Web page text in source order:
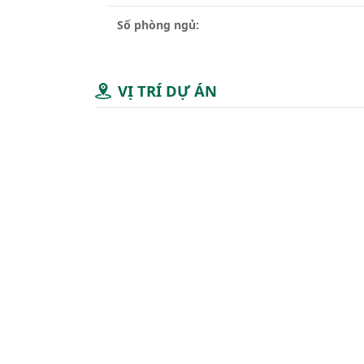
Số phòng ngủ:
VỊ TRÍ DỰ ÁN